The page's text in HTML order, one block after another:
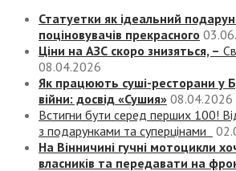
Статуетки як ідеальний
поціновувачів прекрасного
Ціни на АЗС скоро знизяться, –
08.04.2026
Як працюють суші-ресторани у
війни: досвід «Сушия» 08.04.2026
Встигни бути серед перших 100!
з подарунками та суперцінами
На Вінничині гучні мотоцикли
власників та передавати на